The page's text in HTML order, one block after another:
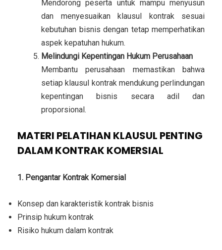
Mendorong peserta untuk mampu menyusun
dan menyesuaikan klausul kontrak sesuai
kebutuhan bisnis dengan tetap memperhatikan
aspek kepatuhan hukum.
Melindungi Kepentingan Hukum Perusahaan
Membantu perusahaan memastikan bahwa
setiap klausul kontrak mendukung perlindungan
kepentingan bisnis secara adil dan
proporsional.
MATERI PELATIHAN KLAUSUL PENTING
DALAM KONTRAK KOMERSIAL
1. Pengantar Kontrak Komersial
Konsep dan karakteristik kontrak bisnis
Prinsip hukum kontrak
Risiko hukum dalam kontrak